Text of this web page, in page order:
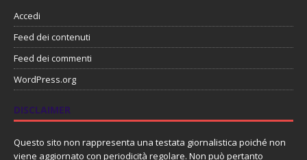
Accedi
Feed dei contenuti
Feed dei commenti
WordPress.org
DISCLAIMER
Questo sito non rappresenta una testata giornalistica poiché non
viene aggiornato con periodicità regolare. Non può pertanto